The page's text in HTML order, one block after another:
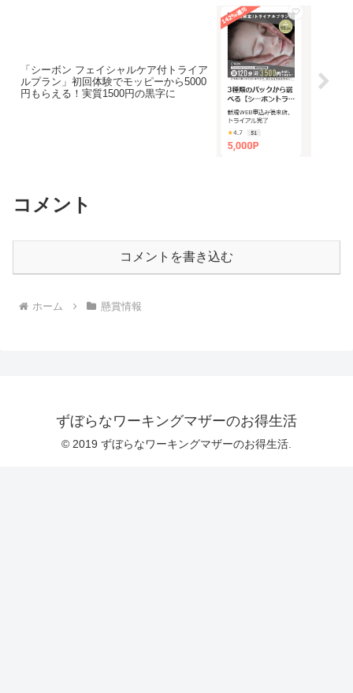
「シーボン フェイシャルケア付トライア
ルプラン」初回体験でモッピーから5000
円もらえる！実質1500円の黒字に
コメント
コメントを書き込む
ホーム 懸賞情報
ずぼらなワーキングマザーのお得生活
© 2019 ずぼらなワーキングマザーのお得生活.